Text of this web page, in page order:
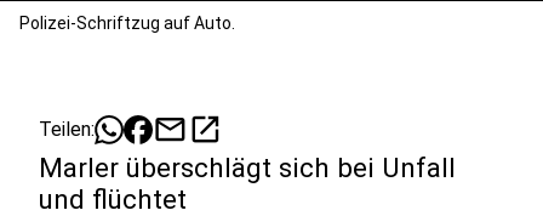
Polizei-Schriftzug auf Auto.
Teilen: mailopen_in_new
Marler überschlägt sich bei Unfall
und flüchtet